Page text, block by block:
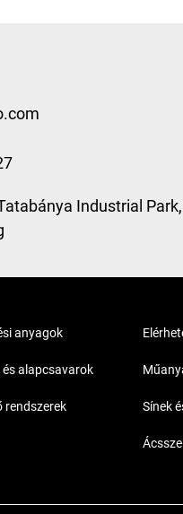
Industrial
anyagok
és alapcsavarok
rendszerek Sínek